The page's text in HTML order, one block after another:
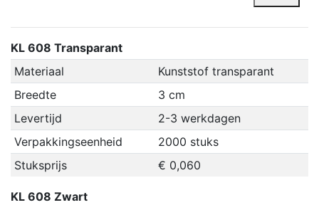
KL 608 Transparant
Materiaal
Kunststof transparant
Breedte
3 cm
Levertijd
2-3 werkdagen
Verpakkingseenheid
2000 stuks
Stuksprijs
€ 0,060
KL 608 Zwart